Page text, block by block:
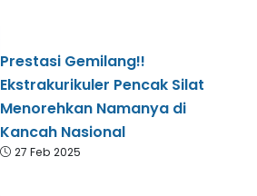
Prestasi Gemilang!!
Ekstrakurikuler Pencak Silat
Menorehkan Namanya di
Kancah Nasional
27 Feb 2025